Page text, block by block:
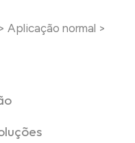
> Aplicação normal >